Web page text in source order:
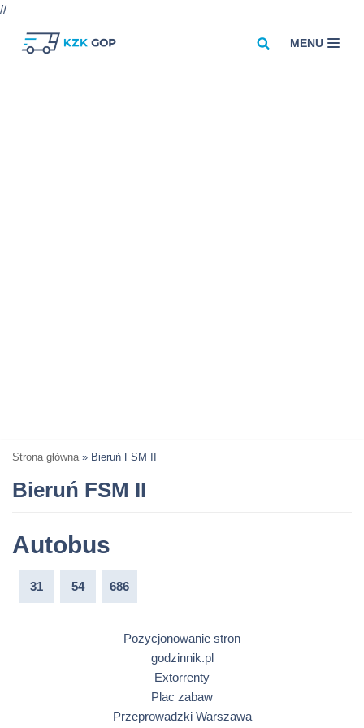
//
MENU
Strona główna » Bieruń FSM II
Bieruń FSM II
Autobus
31 54 686
Pozycjonowanie stron
godzinnik.pl
Extorrenty
Plac zabaw
Przeprowadzki Warszawa